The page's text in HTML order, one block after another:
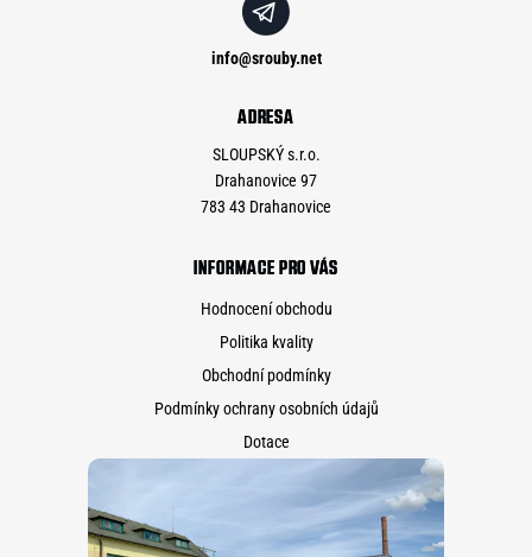
info@srouby.net
ADRESA
SLOUPSKÝ s.r.o.
Drahanovice 97
783 43 Drahanovice
INFORMACE PRO VÁS
Hodnocení obchodu
Politika kvality
Obchodní podmínky
Podmínky ochrany osobních údajů
Dotace